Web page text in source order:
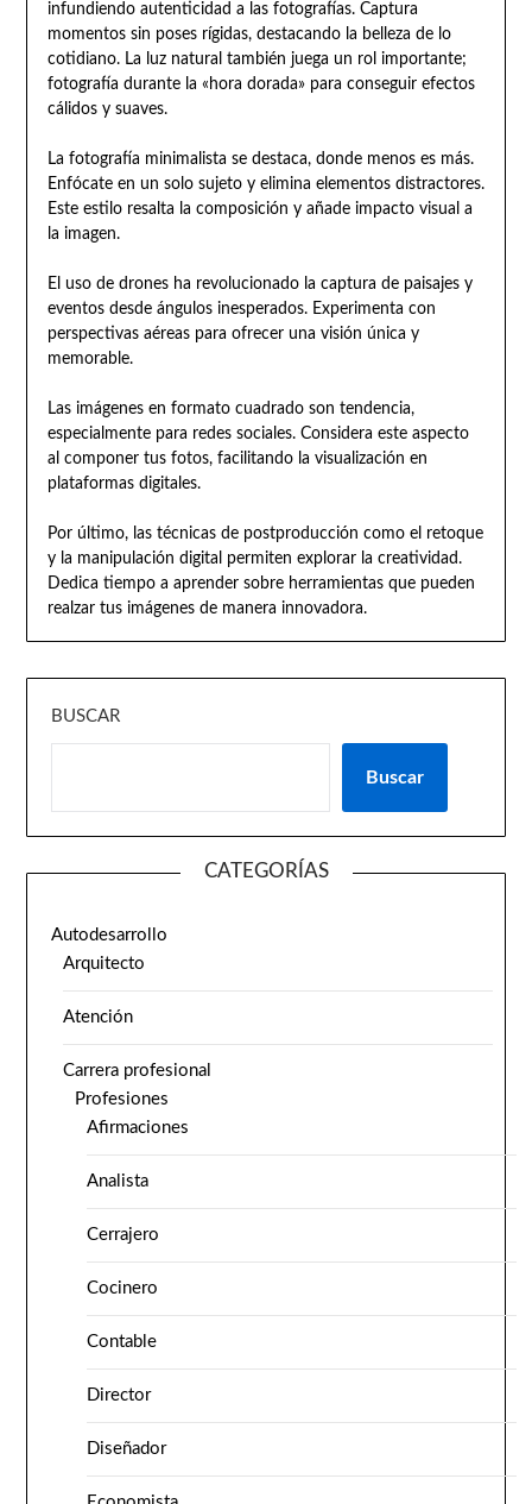
infundiendo autenticidad a las fotografías. Captura
momentos sin poses rígidas, destacando la belleza de lo
cotidiano. La luz natural también juega un rol importante;
fotografía durante la «hora dorada» para conseguir efectos
cálidos y suaves.
La fotografía minimalista se destaca, donde menos es más.
Enfócate en un solo sujeto y elimina elementos distractores.
Este estilo resalta la composición y añade impacto visual a
la imagen.
El uso de drones ha revolucionado la captura de paisajes y
eventos desde ángulos inesperados. Experimenta con
perspectivas aéreas para ofrecer una visión única y
memorable.
Las imágenes en formato cuadrado son tendencia,
especialmente para redes sociales. Considera este aspecto
al componer tus fotos, facilitando la visualización en
plataformas digitales.
Por último, las técnicas de postproducción como el retoque
y la manipulación digital permiten explorar la creatividad.
Dedica tiempo a aprender sobre herramientas que pueden
realzar tus imágenes de manera innovadora.
BUSCAR
Buscar
CATEGORÍAS
Autodesarrollo
Arquitecto
Atención
Carrera profesional
Profesiones
Afirmaciones
Analista
Cerrajero
Cocinero
Contable
Director
Diseñador